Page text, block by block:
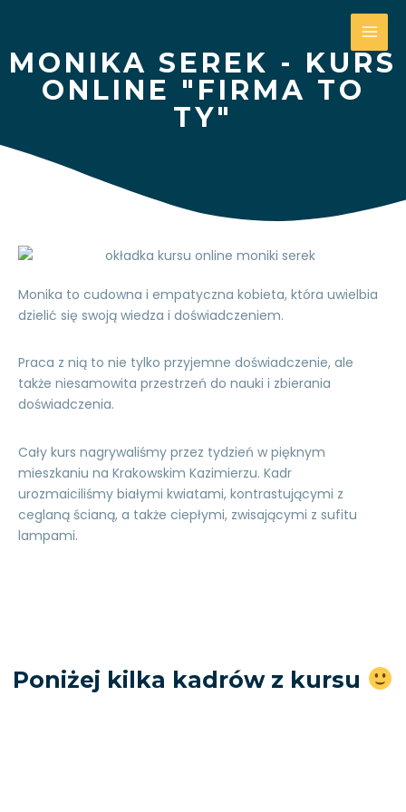
MONIKA SEREK - KURS
ONLINE "FIRMA TO
TY"
Monika to cudowna i empatyczna kobieta, która uwielbia
dzielić się swoją wiedza i doświadczeniem.
Praca z nią to nie tylko przyjemne doświadczenie, ale
także niesamowita przestrzeń do nauki i zbierania
doświadczenia.
Cały kurs nagrywaliśmy przez tydzień w pięknym
mieszkaniu na Krakowskim Kazimierzu. Kadr
urozmaiciliśmy białymi kwiatami, kontrastującymi z
ceglaną ścianą, a także ciepłymi, zwisającymi z sufitu
lampami.
Poniżej kilka kadrów z kursu